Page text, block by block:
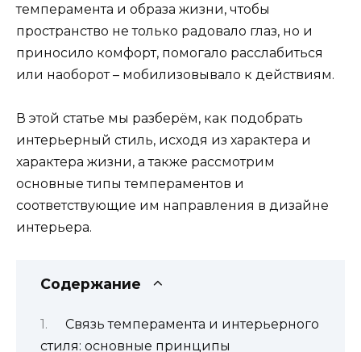
темперамента и образа жизни, чтобы
пространство не только радовало глаз, но и
приносило комфорт, помогало расслабиться
или наоборот – мобилизовывало к действиям.
В этой статье мы разберём, как подобрать
интерьерный стиль, исходя из характера и
характера жизни, а также рассмотрим
основные типы темпераментов и
соответствующие им направления в дизайне
интерьера.
Содержание
Связь темперамента и интерьерного
стиля: основные принципы